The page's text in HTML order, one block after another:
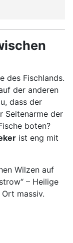
des Fischlands.
der anderen
dass der
Seitenarme der
boten?
ist eng mit
Wilzen auf
– Heilige
massiv.